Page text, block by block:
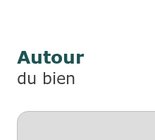
Autour
du bien